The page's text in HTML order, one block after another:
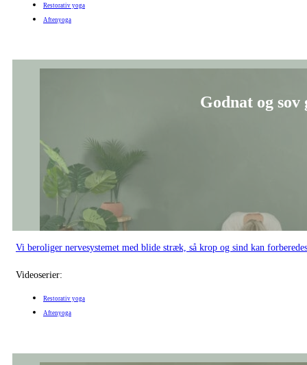
Restorativ yoga
Aftenyoga
Godnat og sov
Vi beroliger nervesystemet med blide stræk, så krop og sind kan
Videoserier:
Restorativ yoga
Aftenyoga